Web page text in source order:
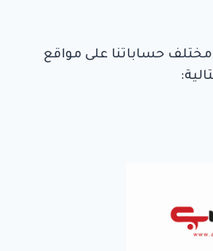
حساباتنا على مواقع